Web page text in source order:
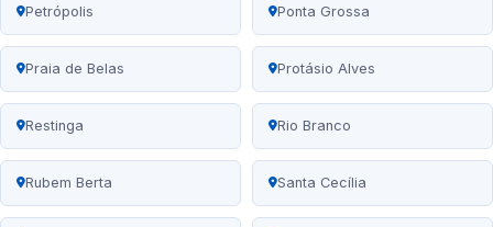
Petrópolis Ponta Grossa
Praia de Belas Protásio Alves
Restinga Rio Branco
Rubem Berta Santa Cecília